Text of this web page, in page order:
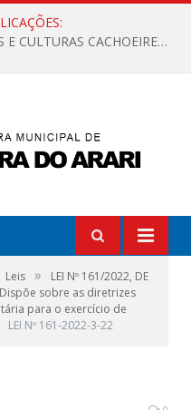
A VALORIZAÇÃO DAS HISTÓRIAS E CULTURAS CACHOEIRENSES
Leis »
LEI Nº 161/2022, DE
Dispõe sobre as diretrizes
para o exercício de
LEI Nº 161-2022-3-22